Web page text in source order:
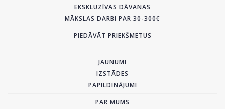
EKSKLUZĪVAS DĀVANAS
MĀKSLAS DARBI PAR 30-300€
PIEDĀVĀT PRIEKŠMETUS
JAUNUMI
IZSTĀDES
PAPILDINĀJUMI
PAR MUMS